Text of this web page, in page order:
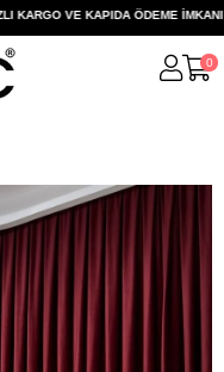
KARGO VE KAPIDA ÖDEME İMKANI
0